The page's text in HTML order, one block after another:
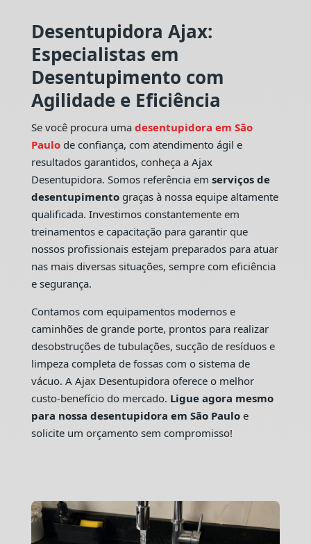
Desentupidora Ajax:
Especialistas em
Desentupimento com
Agilidade e Eficiência
Se você procura uma desentupidora em São
Paulo de confiança, com atendimento ágil e
resultados garantidos, conheça a Ajax
Desentupidora. Somos referência em serviços de
desentupimentograças à nossa equipe altamente
qualificada. Investimos constantemente em
treinamentos e capacitação para garantir que
nossos profissionais estejam preparados para atuar
nas mais diversas situações, sempre com eficiência
e segurança.
Contamos com equipamentos modernos e
caminhões de grande porte, prontos para realizar
desobstruções de tubulações, sucção de resíduos e
limpeza completa de fossas com o sistema de
vácuo. A Ajax Desentupidora oferece o melhor
custo-benefício do mercado. Ligue agora mesmo
para nossa desentupidora em São Pauloe
solicite um orçamento sem compromisso!